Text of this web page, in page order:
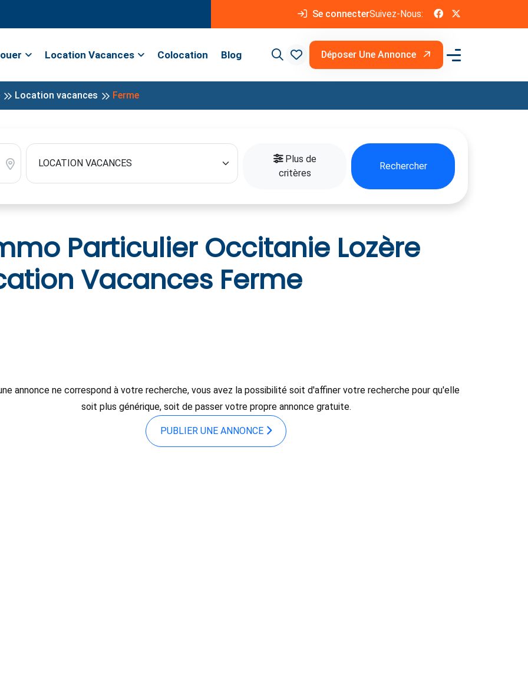
Se connecterSuivez-Nous:
Location Vacances Colocation Blog Déposer Une Annonce
Location vacances Ferme
Plus de
critères
Rechercher
Particulier Occitanie Lozère
Vacances Ferme
annonce ne correspond à votre recherche, vous avez la possibilité soit d'affiner votre recherche pour qu'elle
soit plus générique, soit de passer votre propre annonce gratuite.
PUBLIER UNE ANNONCE